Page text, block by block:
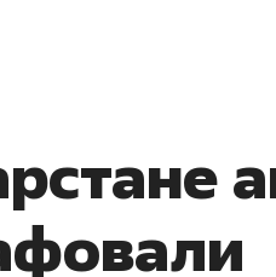
бизнес может
минимум
полгода»